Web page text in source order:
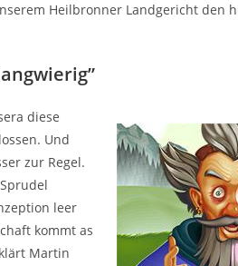
Heilbronner Landgericht
diese
Und
zur Regel.
leer
kommt as
Martin